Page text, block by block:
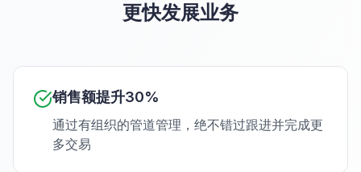
更快发展业务
销售额提升30%
通过有组织的管道管理，绝不错过跟进并完成更
多交易